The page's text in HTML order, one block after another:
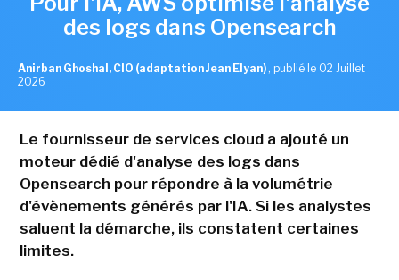
des logs dans Opensearch
Anirban Ghoshal, CIO (adaptation Jean Elyan) , publié le 02 Juillet
2026
Le fournisseur de services cloud a ajouté un
moteur dédié d'analyse des logs dans
Opensearch pour répondre à la volumétrie
d'évènements générés par l'IA. Si les analystes
saluent la démarche, ils constatent certaines
limites.